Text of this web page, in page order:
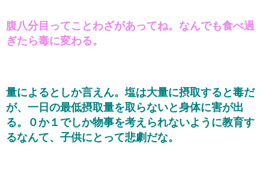
腹八分目ってことわざがあってね。なんでも食べ過
ぎたら毒に変わる。
量によるとしか言えん。塩は大量に摂取すると毒だ
が、一日の最低摂取量を取らないと身体に害が出
る。０か１でしか物事を考えられないように教育す
るなんて、子供にとって悲劇だな。